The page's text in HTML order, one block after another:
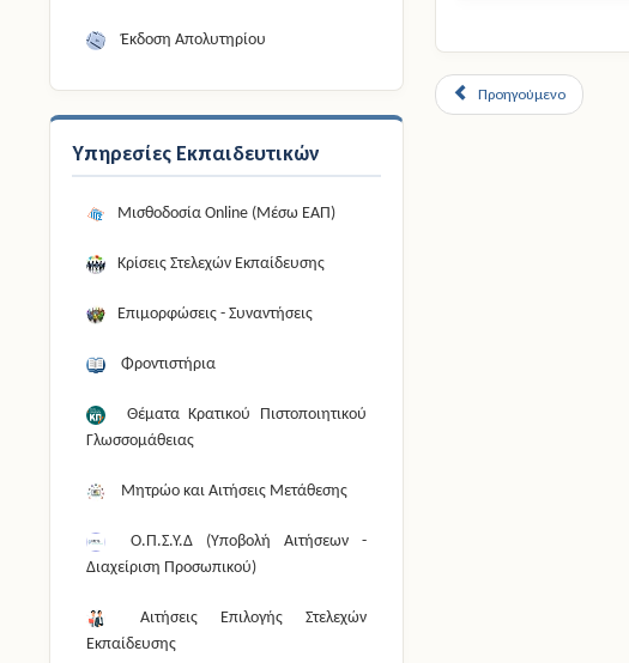
Έκδοση Απολυτηρίου
Υπηρεσίες Εκπαιδευτικών
Μισθοδοσία Online (Μέσω ΕΑΠ)
Κρίσεις Στελεχών Εκπαίδευσης
Επιμορφώσεις - Συναντήσεις
Φροντιστήρια
Θέματα Κρατικού Πιστοποιητικού
Γλωσσομάθειας
Μητρώο και Αιτήσεις Μετάθεσης
Ο.Π.Σ.Υ.Δ (Υποβολή Αιτήσεων -
Διαχείριση Προσωπικού)
Αιτήσεις Επιλογής Στελεχών
Εκπαίδευσης
Προηγούμενο